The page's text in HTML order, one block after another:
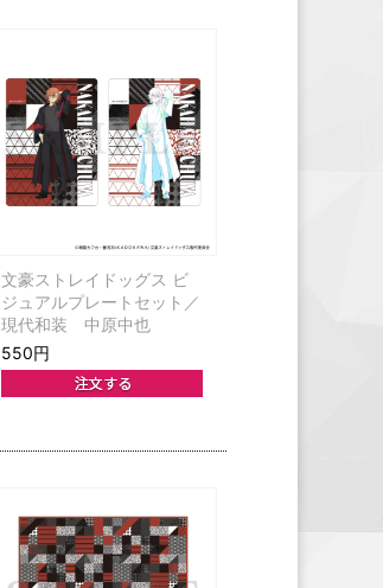
文豪ストレイドッグス ビ
ジュアルプレートセット／
現代和装 中原中也
550円